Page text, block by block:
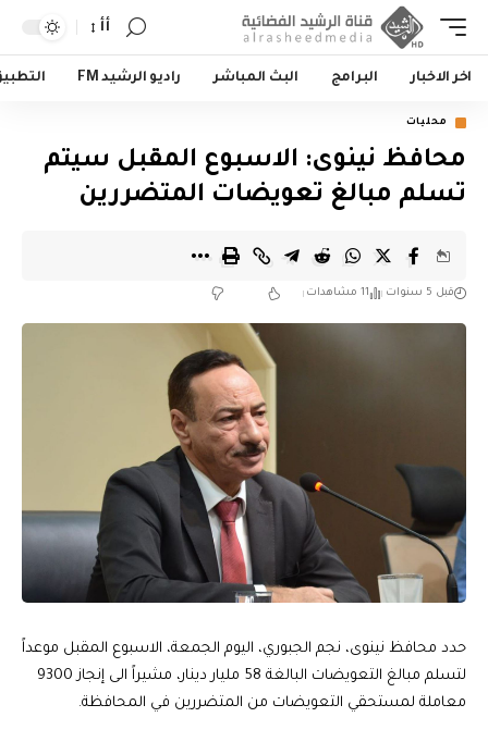
أأ
اخر الاخبار البرامج البث المباشر راديو الرشيد FM
محليات
محافظ نينوى: الاسبوع المقبل سيتم
تسلم مبالغ تعويضات المتضررين
قبل 5 سنوات 11 مشاهدات
حدد محافظ نينوى، نجم الجبوري، اليوم الجمعة، الاسبوع المقبل موعداً
لتسلم مبالغ التعويضات البالغة 58 مليار دينار، مشيراً الى إنجاز 9300
معاملة لمستحقي التعويضات من المتضررين في المحافظة.